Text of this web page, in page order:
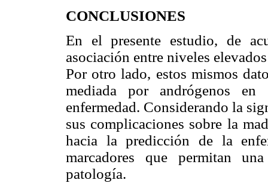
CONCLUSIONES
En el presente estudio, de
asociación entre niveles
Por otro lado, estos mismos
mediada por andrógenos
enfermedad. Considerando la
sus complicaciones sobre la
hacia la predicción de la
marcadores que permitan
patología.